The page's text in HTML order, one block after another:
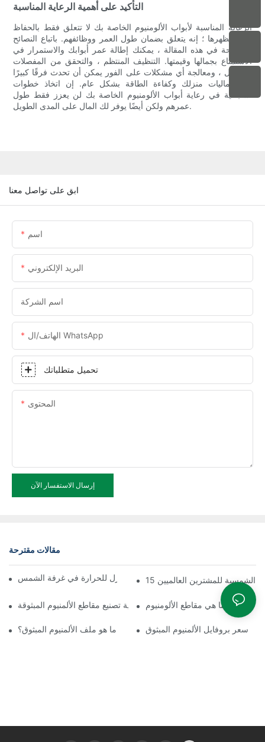
التأكيد على أهمية الرعاية المناسبة
الرعاية المناسبة لأبواب الألومنيوم الخاصة بك لا تتعلق فقط بالحفاظ
على مظهرها ؛ إنه يتعلق بضمان طول العمر ووظائفهم. باتباع النصائح
الموضحة في هذه المقالة ، يمكنك إطالة عمر أبوابك والاستمرار في
الاستمتاع بجمالها وقيمتها. التنظيف المنتظم ، والتحقق من المفصلات
والأقفال ، ومعالجة أي مشكلات على الفور يمكن أن تحدث فرقًا كبيرًا
في جماليات منزلك وكفاءة الطاقة بشكل عام. إن اتخاذ خطوات
استباقية في رعاية أبواب الألومنيوم الخاصة بك لن يعزز فقط طول
عمرهم ولكن أيضًا يوفر لك المال على المدى الطويل.
ابق على تواصل معنا
اسم
البريد الإلكتروني
اسم الشركة
الهاتف/ال WhatsApp
تحميل متطلباتك
المحتوى
إرسال الاستفسار الآن
مقالات مقترحة
تجميع سريع لملف الألمنيوم العازل للحرارة في غرفة الشمس
الشمسية للمشترين العالميين
عملية تصنيع مقاطع الألمنيوم المبثوقة ما هي مقاطع الألومنيوم
ما هو ملف الألمنيوم المبثوق؟ سعر بروفايل الألمنيوم المبثوق